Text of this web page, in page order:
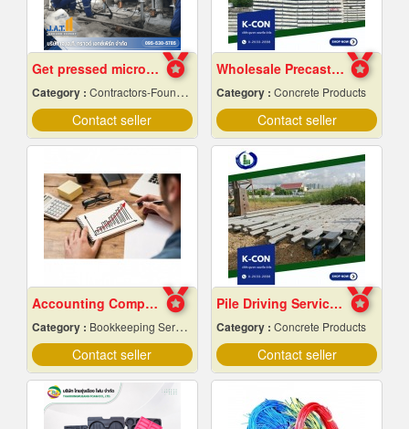
Get pressed micropiles to fix the collapsed house.
Category : Contractors-Foundation Reparing
Contact seller
Wholesale Precast Concrete Slabs, Samut Prakan
Category : Concrete Products
Contact seller
Accounting Company Bangkok
Category : Bookkeeping Service
Contact seller
Pile Driving Services, Samut Prakan - Affordable Prices
Category : Concrete Products
Contact seller